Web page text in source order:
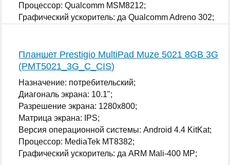
Процессор: Qualcomm MSM8212;
Графический ускоритель: да Qualcomm Adreno 302;
Планшет Prestigio MultiPad Muze 5021 8GB 3G
(PMT5021_3G_C_CIS)
Назначение: потребительский;
Диагональ экрана: 10.1";
Разрешение экрана: 1280x800;
Матрица экрана: IPS;
Версия операционной системы: Android 4.4 KitKat;
Процессор: MediaTek MT8382;
Графический ускоритель: да ARM Mali-400 MP;